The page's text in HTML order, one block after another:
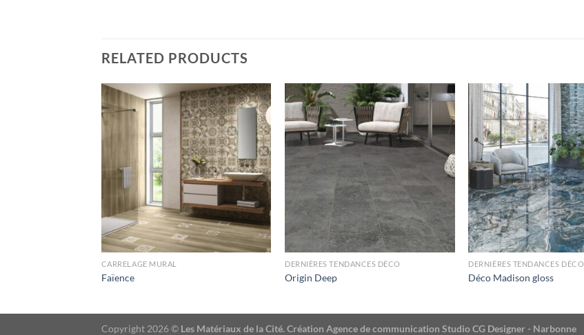
RELATED PRODUCTS
CARRELAGE MURAL
Faïence
DERNIÈRES TENDANCES DÉCO
Origin Deep
DERNIÈRES TENDANCES DÉCO
Déco Madison gloss
Copyright 2026 © Les Matériaux de la Cité. Création Agence de communication Studio CG Designer - Narbonne